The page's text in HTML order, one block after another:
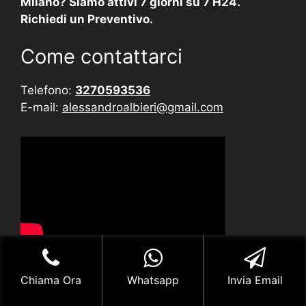
Richiedi un Preventivo.
Come contattarci
Telefono: 3270593536
E-mail: alessandroalbieri@gmail.com
Forse potrebbe interessarti…
Chiama Ora Whatsapp Invia Email